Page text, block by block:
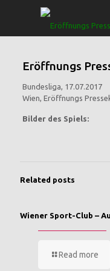
Eröffnungs
Bundesliga, 17.07.2017
Wien, Eröffnungs
Bilder des Spiels:
Related posts
Wiener Sport-Club –
Read more